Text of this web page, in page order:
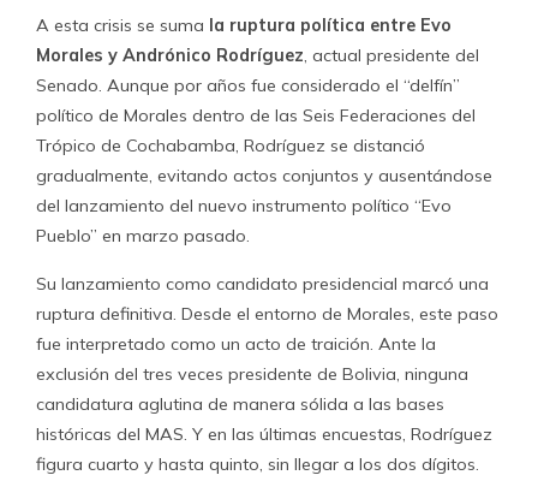
A esta crisis se suma la ruptura política entre Evo
Morales y Andrónico Rodríguez, actual presidente del
Senado. Aunque por años fue considerado el “delfín”
político de Morales dentro de las Seis Federaciones del
Trópico de Cochabamba, Rodríguez se distanció
gradualmente, evitando actos conjuntos y ausentándose
del lanzamiento del nuevo instrumento político “Evo
Pueblo” en marzo pasado.
Su lanzamiento como candidato presidencial marcó una
ruptura definitiva. Desde el entorno de Morales, este paso
fue interpretado como un acto de traición. Ante la
exclusión del tres veces presidente de Bolivia, ninguna
candidatura aglutina de manera sólida a las bases
históricas del MAS. Y en las últimas encuestas, Rodríguez
figura cuarto y hasta quinto, sin llegar a los dos dígitos.